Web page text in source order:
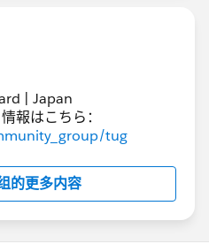
の基本の「キ」を直感的
しさを知ることができ
合など、分析の土台と
を習得できます。サー
タフローを理解するの
| Japan
報はこちら：
tug
的更多内容